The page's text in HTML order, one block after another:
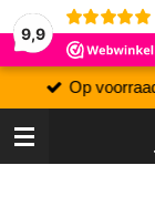
9,9
Op